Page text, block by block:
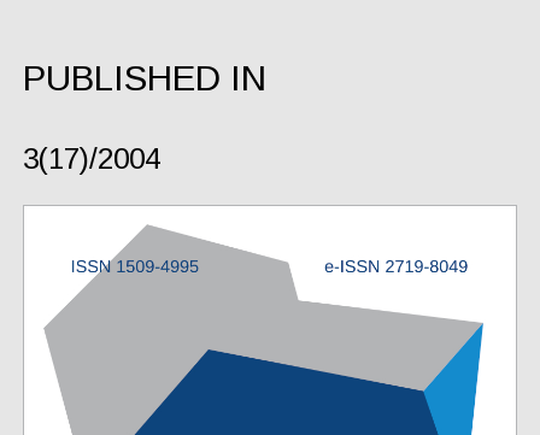
PUBLISHED IN
3(17)/2004